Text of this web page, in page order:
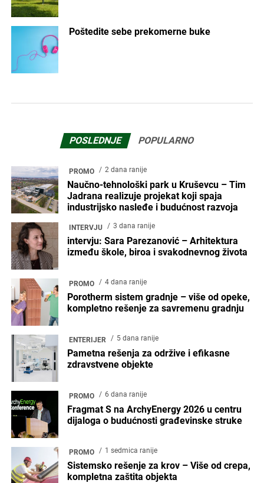
Poštedite sebe prekomerne buke
POSLEDNJE POPULARNO
PROMO 2 dana ranije
Naučno-tehnološki park u Kruševcu – Tim
Jadrana realizuje projekat koji spaja
industrijsko nasleđe i budućnost razvoja
INTERVJU 3 dana ranije
intervju: Sara Parezanović – Arhitektura
između škole, biroa i svakodnevnog života
PROMO 4 dana ranije
Porotherm sistem gradnje – više od opeke,
kompletno rešenje za savremenu gradnju
ENTERIJER 5 dana ranije
Pametna rešenja za održive i efikasne
zdravstvene objekte
PROMO 6 dana ranije
Fragmat S na ArchyEnergy 2026 u centru
dijaloga o budućnosti građevinske struke
PROMO 1 sedmica ranije
Sistemsko rešenje za krov – Više od crepa,
kompletna zaštita objekta